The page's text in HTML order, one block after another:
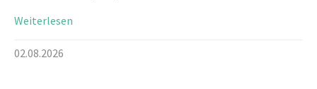
Weiterlesen
02.08.2026